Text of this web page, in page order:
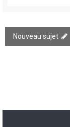
Nouveau sujet